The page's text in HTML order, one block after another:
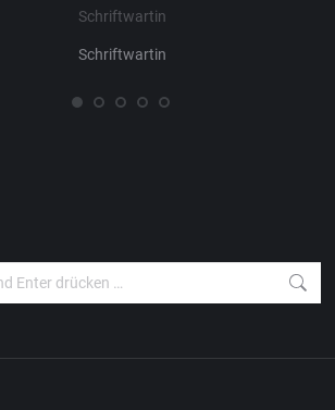
Schriftwartin
Schriftwartin